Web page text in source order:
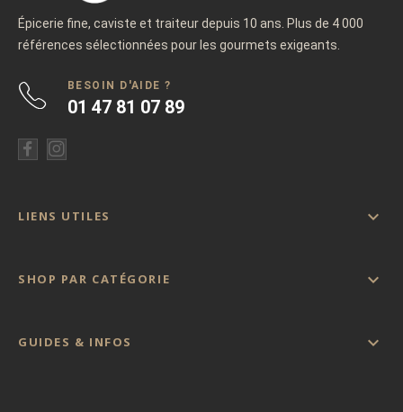
Épicerie fine, caviste et traiteur depuis 10 ans. Plus de 4 000
références sélectionnées pour les gourmets exigeants.
BESOIN D'AIDE ?
01 47 81 07 89
LIENS UTILES 
SHOP PAR CATÉGORIE 
GUIDES & INFOS 